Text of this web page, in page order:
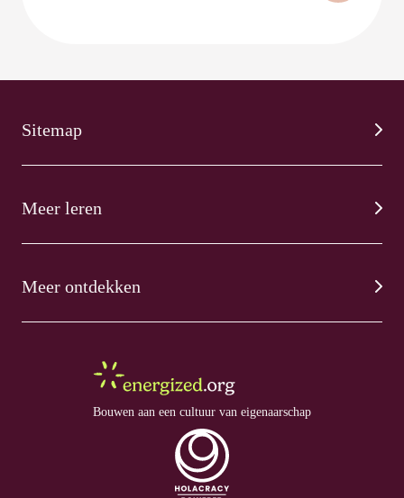
Sitemap
Meer leren
Meer ontdekken
Bouwen aan een cultuur van eigenaarschap